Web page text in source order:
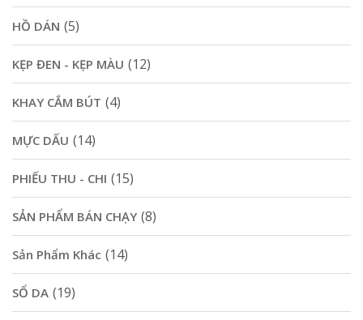
HỒ DÁN (5)
KẸP ĐEN - KẸP MÀU (12)
KHAY CẮM BÚT (4)
MỰC DẤU (14)
PHIẾU THU - CHI (15)
SẢN PHẨM BÁN CHẠY (8)
Sản Phẩm Khác (14)
SỔ DA (19)